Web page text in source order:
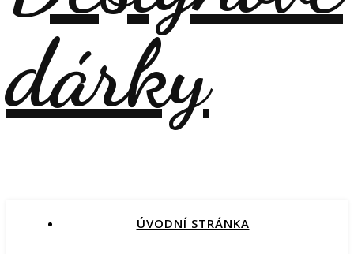
ÚVODNÍ STRÁNKA